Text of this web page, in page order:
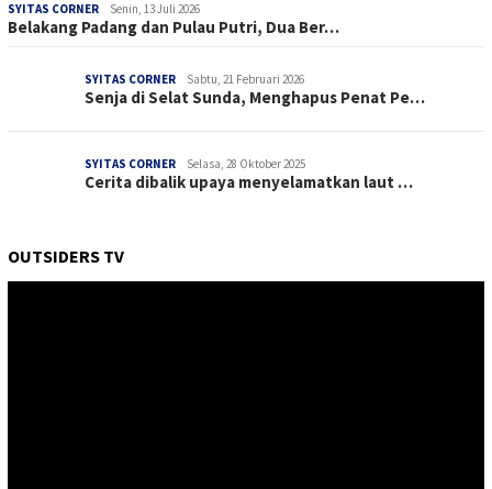
SYITAS CORNER Senin, 13 Juli 2026
Belakang Padang dan Pulau Putri, Dua Ber…
SYITAS CORNER Sabtu, 21 Februari 2026
Senja di Selat Sunda, Menghapus Penat Pe…
SYITAS CORNER Selasa, 28 Oktober 2025
Cerita dibalik upaya menyelamatkan laut …
OUTSIDERS TV